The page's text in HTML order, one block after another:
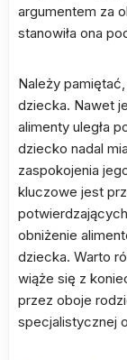
argumentem za
stanowiła ona
Należy
dziecka. Nawet
alimenty uległa
dziecko nadal
zaspokojenia
kluczowe jest
obniżenie
dziecka. Warto
wiąże się z
przez oboje
specjalistycznej